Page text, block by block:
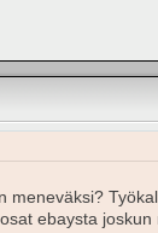
meneväksi?
ebaysta joskun